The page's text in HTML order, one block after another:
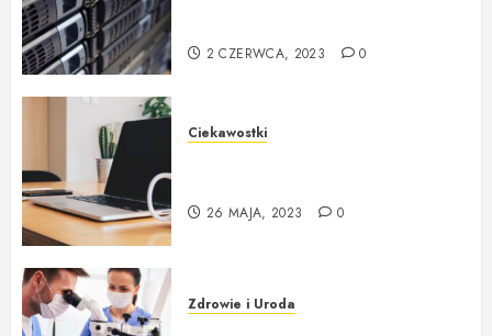
2 CZERWCA, 2023 0
Ciekawostki
26 MAJA, 2023 0
Zdrowie i Uroda